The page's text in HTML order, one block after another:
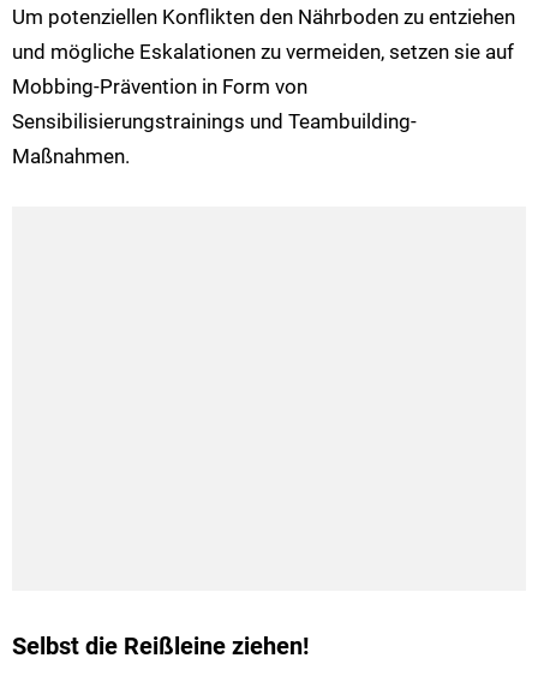
Um potenziellen Konflikten den Nährboden zu entziehen
und mögliche Eskalationen zu vermeiden, setzen sie auf
Mobbing-Prävention in Form von
Sensibilisierungstrainings und Teambuilding-
Maßnahmen.
Selbst die Reißleine ziehen!